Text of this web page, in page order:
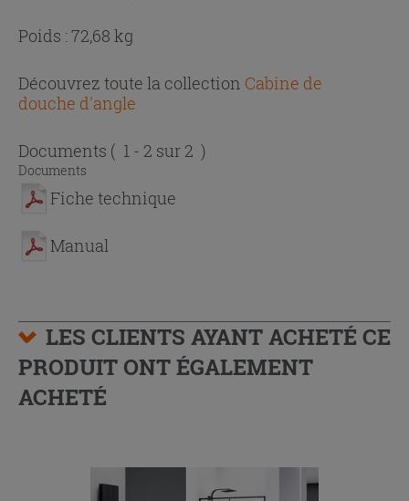
Poids : 72,68 kg
Découvrez toute la collection Cabine de
douche d'angle
Documents ( 1 - 2 sur 2 )
Documents
Fiche technique
Manual
LES CLIENTS AYANT ACHETÉ CE
PRODUIT ONT ÉGALEMENT
ACHETÉ